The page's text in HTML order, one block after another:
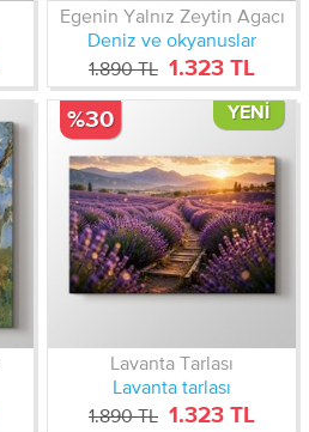
Egenin Yalnız Zeytin Agacı
Deniz ve okyanuslar
1.890 TL 1.323 TL
YENI
Lavanta Tarlası
Lavanta tarlası
1.890 TL 1.323 TL
%30